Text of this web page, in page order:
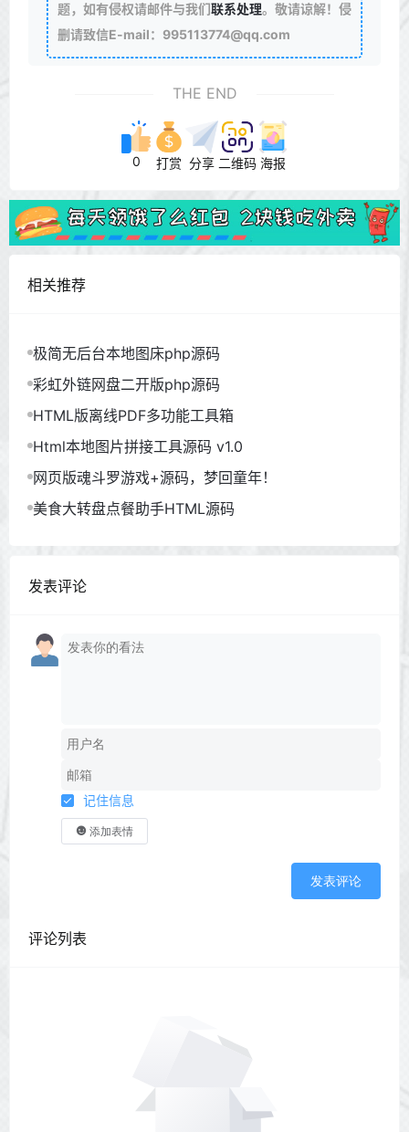
题，如有侵权请邮件与我们联系处理。敬请谅解！侵
删请致信E-mail：995113774@qq.com
THE END
0 打赏 分享 二维码 海报
相关推荐
极简无后台本地图床php源码
彩虹外链网盘二开版php源码
HTML版离线PDF多功能工具箱
Html本地图片拼接工具源码 v1.0
网页版魂斗罗游戏+源码，梦回童年！
美食大转盘点餐助手HTML源码
发表评论
记住信息
添加表情
发表评论
评论列表